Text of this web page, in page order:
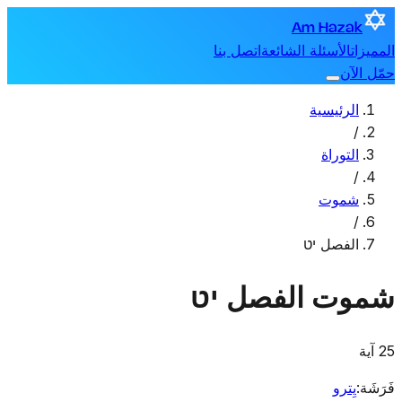
Am Hazak
المميزاتالأسئلة الشائعةاتصل بنا
حمّل الآن
الرئيسية
/
التوراة
/
شموت
/
الفصل יט
شموت الفصل יט
25 آية
فَرَشَة:يِترو